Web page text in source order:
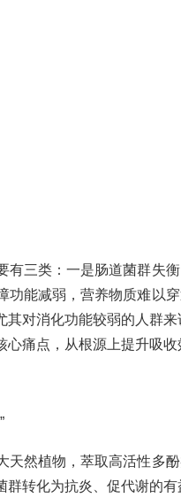
有三类：一是肠道菌群失
功能减弱，营养物质难以
对消化功能较弱的人群
痛点，从根源上提升吸收
天然植物，萃取高活性
转化为抗炎、促代谢的